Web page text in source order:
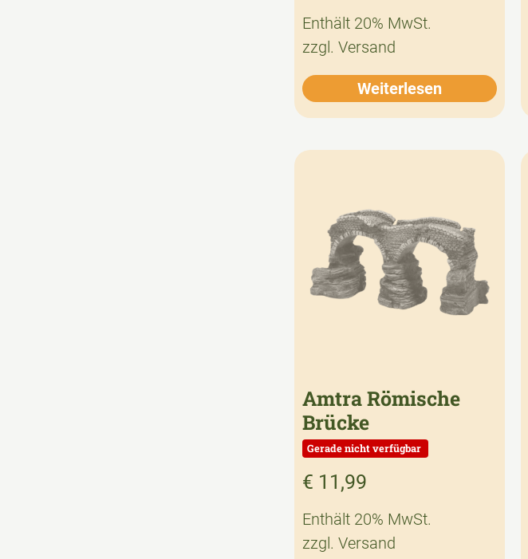
Enthält 20% MwSt.
zzgl. Versand
Weiterlesen
Amtra Römische
Brücke
€ 11,99
Enthält 20% MwSt.
zzgl. Versand